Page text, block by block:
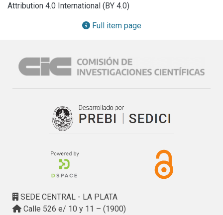
Attribution 4.0 International (BY 4.0)
Full item page
SEDE CENTRAL - LA PLATA
Calle 526 e/ 10 y 11 – (1900)